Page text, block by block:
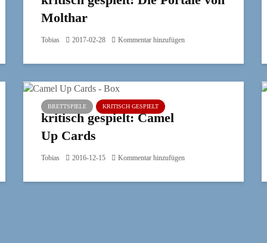
Molthar
Tobias 2017-02-28 Kommentar hinzufügen
BRETTSPIELE KRITISCH GESPIELT
kritisch gespielt: Camel
Up Cards
Tobias 2016-12-15 Kommentar hinzufügen